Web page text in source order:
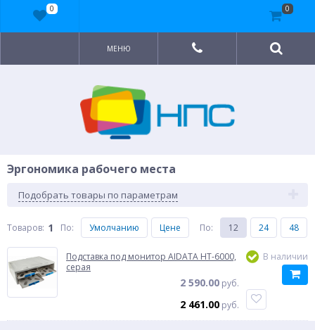
МЕНЮ
Эргономика рабочего места
Подобрать товары по параметрам
Товаров: 1 По: Умолчанию Цене По: 12 24 48
Подставка под монитор AIDATA HT-6000,
серая
2 590.00 руб.
2 461.00 руб.
В наличии
0 0